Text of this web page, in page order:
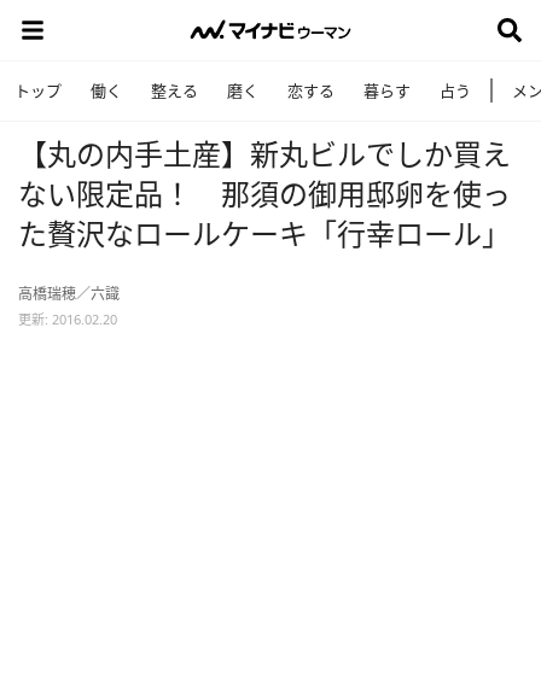
トップ 働く 整える 磨く 恋する 暮らす 占う メ
【丸の内手土産】新丸ビルでしか買え
ない限定品！ 那須の御用邸卵を使っ
た贅沢なロールケーキ「行幸ロール」
高橋瑞穂／六識
更新: 2016.02.20